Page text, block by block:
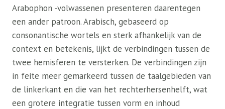
Arabophon -volwassenen presenteren daarentegen
een ander patroon. Arabisch, gebaseerd op
consonantische wortels en sterk afhankelijk van de
context en betekenis, lijkt de verbindingen tussen de
twee hemisferen te versterken. De verbindingen zijn
in feite meer gemarkeerd tussen de taalgebieden van
de linkerkant en die van het rechterhersenhelft, wat
een grotere integratie tussen vorm en inhoud